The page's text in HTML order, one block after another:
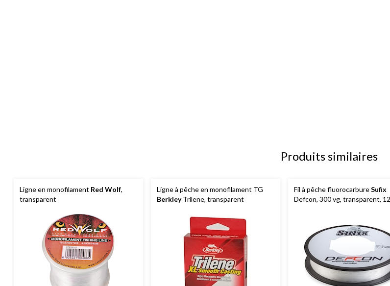
Produits similaires
Ligne en monofilament Red Wolf,
transparent
Ligne à pêche en monofilament TG
BerkleyTrilene, transparent
Fil à pêche fluorocarbureSufix
Defcon, 300 vg, transparent,